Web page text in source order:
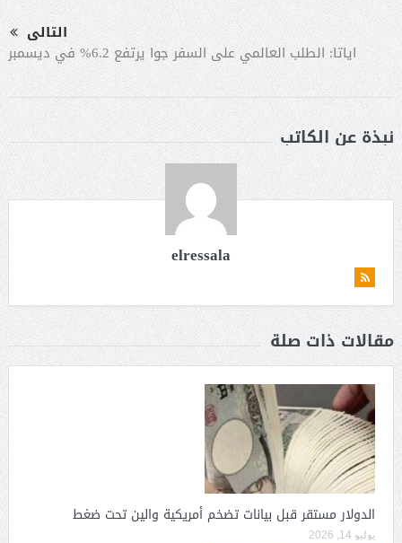
التالى
اياتا: الطلب العالمي على السفر جوا يرتفع 6.2% في ديسمبر
نبذة عن الكاتب
elressala
مقالات ذات صلة
الدولار مستقر قبل بيانات تضخم أمريكية والين تحت ضغط
يوليو 14, 2026